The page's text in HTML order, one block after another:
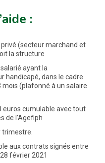
:
(secteur marchand et
la structure
ayant la
handicapé, dans le cadre
mois (plafonné à un salaire
cumulable avec tout
de l’Agefiph
aux contrats signés entre
février 2021